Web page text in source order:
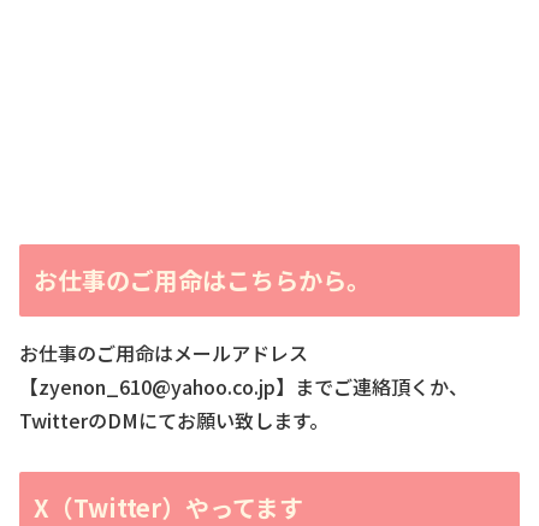
お仕事のご用命はこちらから。
お仕事のご用命はメールアドレス
【zyenon_610@yahoo.co.jp】までご連絡頂くか、
TwitterのDMにてお願い致します。
X（Twitter）やってます